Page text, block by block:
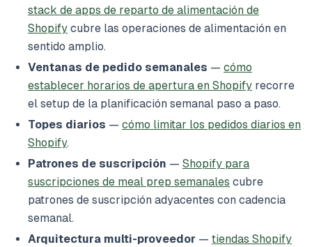
stack de apps de reparto de alimentación de
Shopify cubre las operaciones de alimentación en
sentido amplio.
Ventanas de pedido semanales — cómo
establecer horarios de apertura en Shopify recorre
el setup de la planificación semanal paso a paso.
Topes diarios — cómo limitar los pedidos diarios en
Shopify.
Patrones de suscripción — Shopify para
suscripciones de meal prep semanales cubre
patrones de suscripción adyacentes con cadencia
semanal.
Arquitectura multi-proveedor — tiendas Shopify